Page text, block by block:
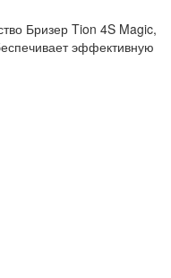
Бризер Tion 4S Magic,
эффективную